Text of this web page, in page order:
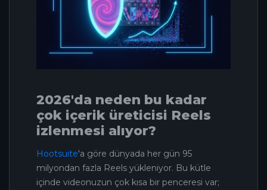
2026'da neden bu kadar
çok içerik üreticisi Reels
izlenmesi alıyor?
Hootsuite'a göre dünyada her gün 95
milyondan fazla Reels yükleniyor. Bu kütle
içinde videonuzun çok kısa bir penceresi var;